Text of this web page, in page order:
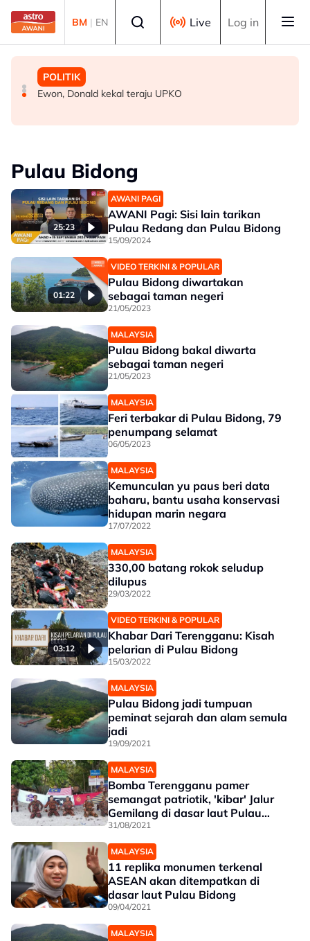
Skip to main content
BM | EN Live Log in
MALAYSIA
Dasar yang baik perlu ambil kira realiti kehidupan rakyat
MALAYSIA
Sudah tiba masa gubal Akta CDF, hentikan politik ‘carrot
POLITIK
Ewon, Donald kekal teraju UPKO
Pulau Bidong
25:23
AWANI PAGI
AWANI Pagi: Sisi lain tarikan
Pulau Redang dan Pulau Bidong
15/09/2024
01:22
VIDEO TERKINI & POPULAR
Pulau Bidong diwartakan
sebagai taman negeri
21/05/2023
MALAYSIA
Pulau Bidong bakal diwarta
sebagai taman negeri
21/05/2023
MALAYSIA
Feri terbakar di Pulau Bidong, 79
penumpang selamat
06/05/2023
MALAYSIA
Kemunculan yu paus beri data
baharu, bantu usaha konservasi
hidupan marin negara
17/07/2022
MALAYSIA
330,00 batang rokok seludup
dilupus
29/03/2022
03:12
VIDEO TERKINI & POPULAR
Khabar Dari Terengganu: Kisah
pelarian di Pulau Bidong
15/03/2022
MALAYSIA
Pulau Bidong jadi tumpuan
peminat sejarah dan alam semula
jadi
19/09/2021
MALAYSIA
Bomba Terengganu pamer
semangat patriotik, 'kibar' Jalur
Gemilang di dasar laut Pulau
Bidong
31/08/2021
MALAYSIA
11 replika monumen terkenal
ASEAN akan ditempatkan di
dasar laut Pulau Bidong
09/04/2021
MALAYSIA